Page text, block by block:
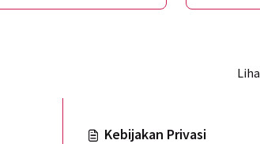
Kebijakan Privasi